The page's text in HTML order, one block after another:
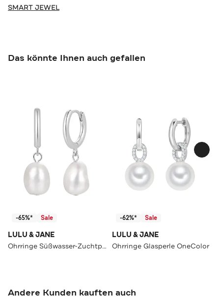
SMART JEWEL
Das könnte Ihnen auch gefallen
-65%* Sale
LULU & JANE
Ohrringe Süßwasser-Zuchtperle OneColor
-62%* Sale
LULU & JANE
Ohrringe Glasperle OneColor
Andere Kunden kauften auch